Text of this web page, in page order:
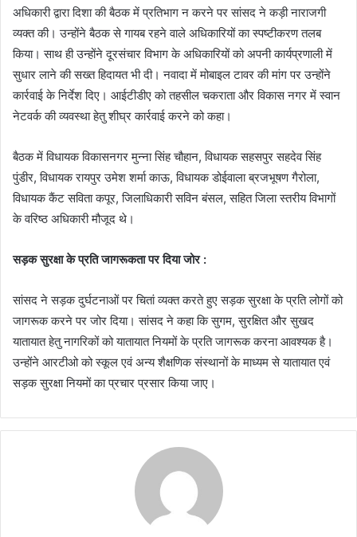
अधिकारी द्वारा दिशा की बैठक में प्रतिभाग न करने पर सांसद ने कड़ी नाराजगी
व्यक्त की। उन्होंने बैठक से गायब रहने वाले अधिकारियों का स्पष्टीकरण तलब
किया। साथ ही उन्होंने दूरसंचार विभाग के अधिकारियों को अपनी कार्यप्रणाली में
सुधार लाने की सख्त हिदायत भी दी। नवादा में मोबाइल टावर की मांग पर उन्होंने
कार्रवाई के निर्देश दिए। आईटीडीए को तहसील चकराता और विकास नगर में स्वान
नेटवर्क की व्यवस्था हेतु शीघ्र कार्रवाई करने को कहा।
बैठक में विधायक विकासनगर मुन्ना सिंह चौहान, विधायक सहसपुर सहदेव सिंह
पुंडीर, विधायक रायपुर उमेश शर्मा काऊ, विधायक डोईवाला ब्रजभूषण गैरोला,
विधायक कैंट सविता कपूर, जिलाधिकारी सविन बंसल, सहित जिला स्तरीय विभागों
के वरिष्ठ अधिकारी मौजूद थे।
सड़क सुरक्षा के प्रति जागरूकता पर दिया जोर :
सांसद ने सड़क दुर्घटनाओं पर चितां व्यक्त करते हुए सड़क सुरक्षा के प्रति लोगों को
जागरूक करने पर जोर दिया। सांसद ने कहा कि सुगम, सुरक्षित और सुखद
यातायात हेतु नागरिकों को यातायात नियमों के प्रति जागरूक करना आवश्यक है।
उन्होंने आरटीओ को स्कूल एवं अन्य शैक्षणिक संस्थानों के माध्यम से यातायात एवं
सड़क सुरक्षा नियमों का प्रचार प्रसार किया जाए।